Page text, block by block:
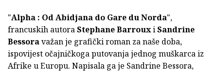
"Alpha : Od Abidjana do Gare du Norda",
francuskih autoraStephane BarrouxiSandrine
Bessoravažan je grafički roman za naše doba,
ispovijest očajničkoga putovanja jednog muškarca iz
Afrike u Europu. Napisala ga je Sandrine Bessora,